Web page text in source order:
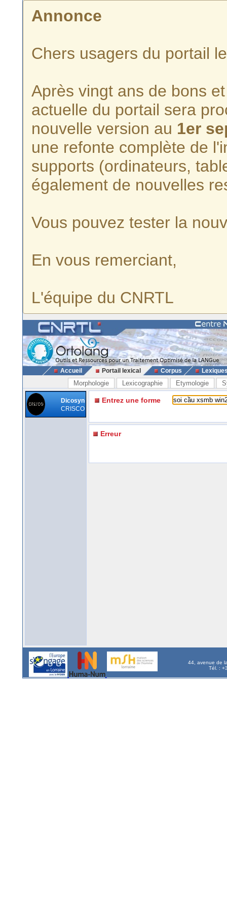
Annonce
Chers usagers du portail
Après vingt ans de bons
actuelle du portail sera
nouvelle version au 1er
une refonte complète de
supports (ordinateurs,
également de nouvelles
Vous pouvez tester la
En vous remerciant,
L'équipe du CNRTL
Accueil Portail lexical Corpus
Morphologie Lexicographie Etymologie
Dicosyn
CRISCO
Entrez une forme
Erreur
44, avenue de
Tél. :